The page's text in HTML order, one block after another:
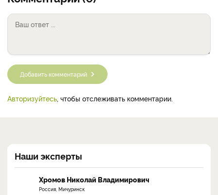
Добавить комментарий
Авторизуйтесь , чтобы отслеживать комментарии.
Наши эксперты
Хромов Николай Владимирович
Россия, Мичуринск